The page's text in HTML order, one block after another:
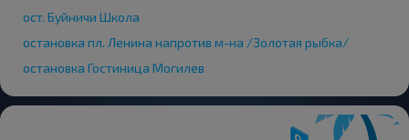
ост. Буйничи Школа
остановка пл. Ленина напротив м-на /Золотая рыбка/
остановка Гостиница Могилев